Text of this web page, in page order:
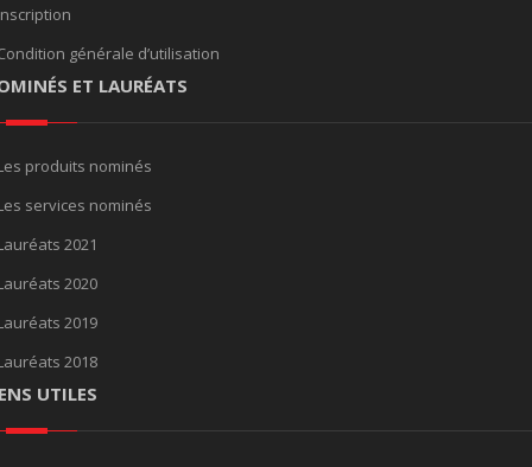
générale d’utilisation
ET LAURÉATS
produits nominés
services nominés
2021
2020
2019
2018
UTILES